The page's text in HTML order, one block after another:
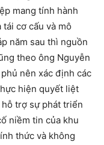
mang tính hành
cơ cấu và mô
năm sau thì nguồn
theo ông Nguyễn
nên xác định các
hiện quyết liệt
trợ sự phát triển
niềm tin của khu
thức và không